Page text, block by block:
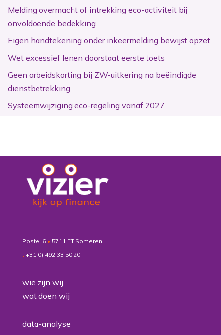
Melding overmacht of intrekking eco-activiteit bij
onvoldoende bedekking
Eigen handtekening onder inkeermelding bewijst opzet
Wet excessief lenen doorstaat eerste toets
Geen arbeidskorting bij ZW-uitkering na beëindigde
dienstbetrekking
Systeemwijziging eco-regeling vanaf 2027
Postel 6 • 5711 ET Someren
t +31(0) 492 33 50 20
wie zijn wij
wat doen wij
data-analyse